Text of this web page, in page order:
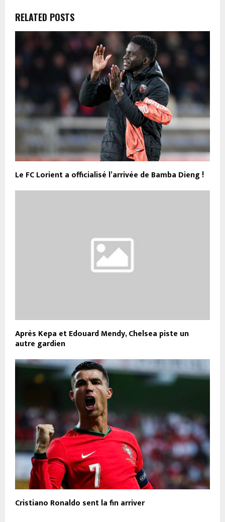
RELATED POSTS
Le FC Lorient a officialisé l’arrivée de Bamba Dieng !
Après Kepa et Edouard Mendy, Chelsea piste un
autre gardien
Cristiano Ronaldo sent la fin arriver